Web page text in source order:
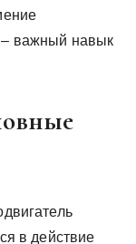
– важный навык
в действие